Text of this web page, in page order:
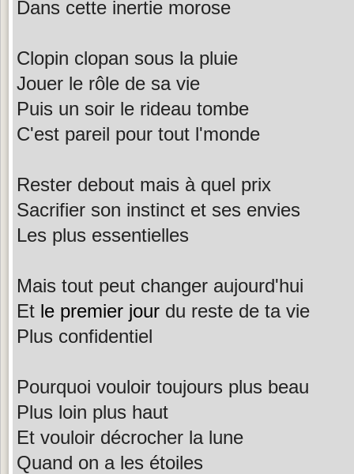
Dans cette inertie morose
Clopin clopan sous la pluie
Jouer le rôle de sa vie
Puis un soir le rideau tombe
C'est pareil pour tout l'monde
Rester debout mais à quel prix
Sacrifier son instinct et ses envies
Les plus essentielles
Mais tout peut changer aujourd'hui
Et le premier jour du reste de ta vie
Plus confidentiel
Pourquoi vouloir toujours plus beau
Plus loin plus haut
Et vouloir décrocher la lune
Quand on a les étoiles